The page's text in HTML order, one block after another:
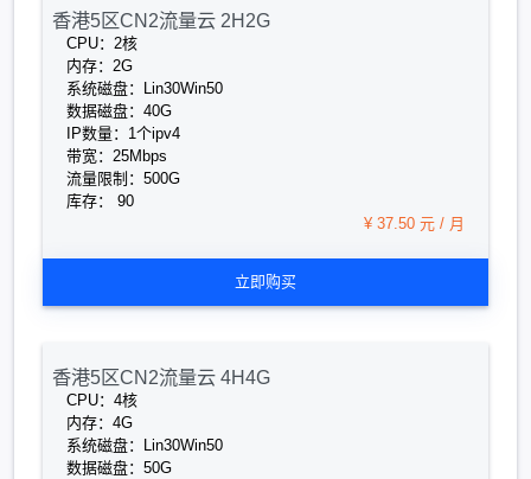
香港5区CN2流量云 2H2G
CPU：2核
内存：2G
系统磁盘：Lin30Win50
数据磁盘：40G
IP数量：1个ipv4
带宽：25Mbps
流量限制：500G
库存： 90
¥ 37.50 元 / 月
立即购买
香港5区CN2流量云 4H4G
CPU：4核
内存：4G
系统磁盘：Lin30Win50
数据磁盘：50G